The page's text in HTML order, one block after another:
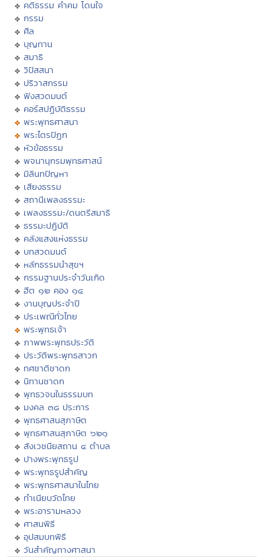
คติธรรม คำคม โดนใจ
กรรม
ศีล
บุญทาน
สมาธิ
วิปัสสนา
ปริวาสกรรม
ฟังสวดมนต์
คอร์สปฏิบัติธรรม
พระพุทธศาสนา
พระไตรปิฏก
หัวข้อธรรม
พจนานุกรมพุทธศาสน์
มิลินทปัญหา
เสียงธรรม
สถานีเพลงธรรมะ
เพลงธรรมะ/ดนตรีสมาธิ
ธรรมะปฏิบัติ
คลังแสงแห่งธรรม
บทสวดมนต์
หลักธรรมนำสุขฯ
กรรมฐานประจำวันเกิด
ฮีต ๑๒ คอง ๑๔
งานบุญประจำปี
ประเพณีทั่วไทย
พระพุทธเจ้า
ภาพพระพุทธประวัติ
ประวัติพระพุทธสาวก
ทศชาติชาดก
นิทานชาดก
พุทธวจนในธรรมบท
มงคล ๓๘ ประการ
พุทธศาสนสุภาษิต
พุทธศาสนสุภาษิต ๖๒๑
สังเวชนียสถาน ๔ ตำบล
ปางพระพุทธรูป
พระพุทธรูปสำคัญ
พระพุทธศาสนาในไทย
ทำเนียบวัดไทย
พระอารามหลวง
ศาสนพิธี
อุปสมบทพิธี
วันสำคัญทางศาสนา